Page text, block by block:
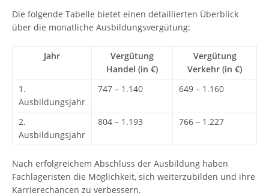
Die folgende Tabelle bietet einen detaillierten Überblick
über die monatliche Ausbildungsvergütung:
Jahr
Vergütung
Handel (in €)
Vergütung
Verkehr (in €)
1.
Ausbildungsjahr
747 – 1.140 649 – 1.160
2.
Ausbildungsjahr
804 – 1.193 766 – 1.227
Nach erfolgreichem Abschluss der Ausbildung haben
Fachlageristen die Möglichkeit, sich weiterzubilden und ihre
Karrierechancen zu verbessern.